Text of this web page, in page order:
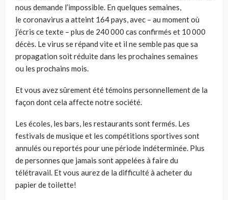
nous demande l’impossible. En quelques semaines,
lecoronavirus a atteint 164 pays, avec – au moment où
j’écris ce texte – plus de 240 000 cas confirmés et 10 000
décès. Le virus se répand vite et il ne semble pas que sa
propagation soit réduite dans les prochaines semaines
ou les prochains mois.
Et vous avez sûrement été témoins personnellement de la
façon dont cela affecte notre société.
Les écoles, les bars, les restaurants sont fermés. Les
festivals de musique et les compétitions sportives sont
annulés ou reportés pour une période indéterminée. Plus
de personnes que jamais sontappelées à faire du
télétravail. Et vous aurez de la difficulté à acheter du
papier de toilette!